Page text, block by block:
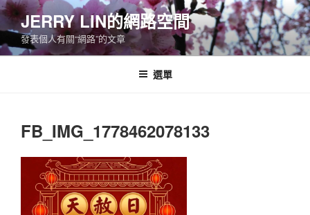
跳
至
主
要
JERRY LIN的網路空間
發表個人有關“網路”的文章
選單
FB_IMG_1778462078133